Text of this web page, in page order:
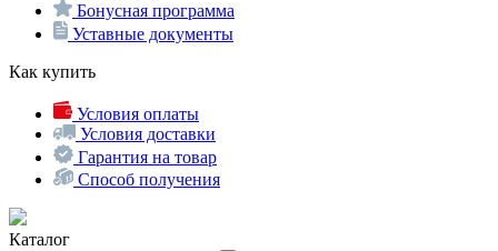
Бонусная программа
Уставные документы
Как купить
Условия оплаты
Условия доставки
Гарантия на товар
Способ получения
Каталог